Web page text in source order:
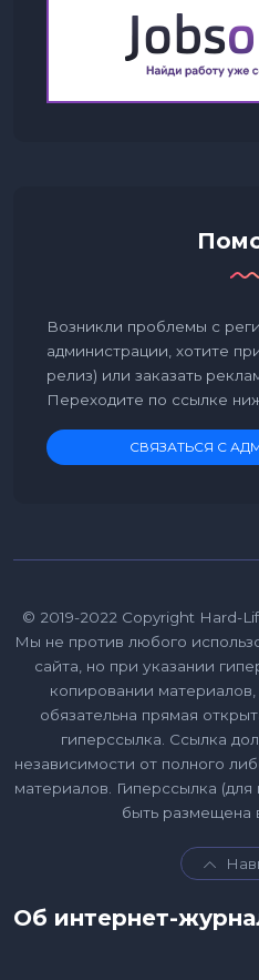
Возникли проблемы с
администрации, хотите
релиз) или заказать
Переходите по ссылке
СВЯЗАТЬСЯ С
© 2019-2022 Copyright Hard-
Мы не против любого
сайта, но при указании
копировании
обязательна прямая
гиперссылка. Ссылка
независимости от полного
материалов. Гиперссылка
быть размещена
Об интернет-